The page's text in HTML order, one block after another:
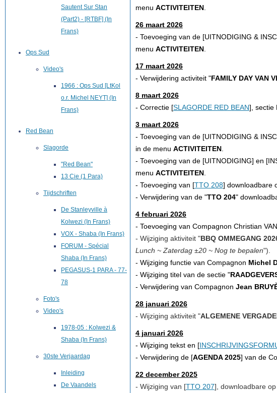
Sautent Sur Stan
(Part2) - [RTBF] (In
Frans)
Ops Sud
Video's
1966 : Ops Sud [LtKol
o.r. Michel NEYT] (In
Frans)
Red Bean
Slagorde
"Red Bean"
13 Cie (1 Para)
Tijdschriften
De Stanleyville à
Kolwezi (In Frans)
VOX - Shaba (In Frans)
FORUM - Spécial
Shaba (In Frans)
PEGASUS-1 PARA - 77-
78
Foto's
Video's
1978-05 : Kolwezi &
Shaba (In Frans)
30ste Verjaardag
Inleiding
De Vaandels
menu ACTIVITEITEN.
26 maart 2026
- Toevoeging van de[UITNODIGING &
menu ACTIVITEITEN.
17 maart 2026
- Verwijdering activiteit "FAMILY DAY VAN
8 maart 2026
- Correctie [SLAGORDE RED BEAN], sectie
3 maart 2026
- Toevoeging van de[UITNODIGING &
in de menu ACTIVITEITEN.
- Toevoeging van de [UITNODIGING] en [
menu ACTIVITEITEN.
- Toevoeging van [TTO 208] downloadbare
- Verwijdering van de "TTO 204"
4 februari 2026
- Toevoeging van Compagnon Christian
- Wijziging aktiviteit "BBQ OMMEGANG
Lunch ~ Zaterdag ±20 ~ Nog te bepalen").
- Wijziging functie van Compagnon Michel
- Wijziging titel van de sectie "
- Verwijdering van Compagnon Jean
28 januari 2026
- Wijziging aktiviteit "ALGEMENE
4 januari 2026
- Wijziging tekst en [
- Verwijdering de [AGENDA 2025] van de
22 december 2025
- Wijziging van [TTO 207], downloadbare